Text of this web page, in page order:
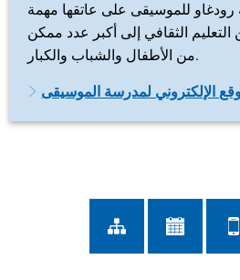
للموسيقى على عاتقها مهمة
الثقافي إلى أكبر عدد ممكن
من الأطفال والشباب والكبار.
الإلكتروني لمدرسة الموسيقى